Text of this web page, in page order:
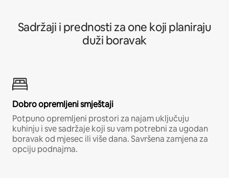
Sadržaji i prednosti za one koji planiraju
duži boravak
Dobro opremljeni smještaji
Potpuno opremljeni prostori za najam uključuju
kuhinju i sve sadržaje koji su vam potrebni za ugodan
boravak od mjesec ili više dana. Savršena zamjena za
opciju podnajma.